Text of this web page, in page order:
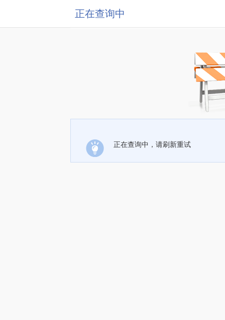
正在查询中
正在查询中，请刷新重试